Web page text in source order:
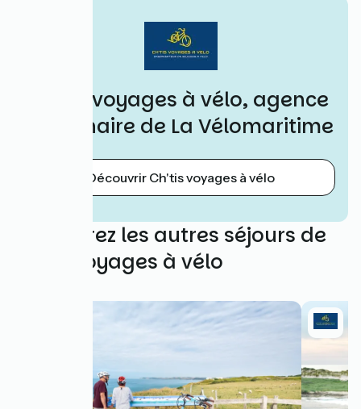
Ch'tis voyages à vélo, agence
partenaire de La Vélomaritime
Découvrir Ch'tis voyages à vélo
Découvrez les autres séjours de
Ch'tis voyages à vélo